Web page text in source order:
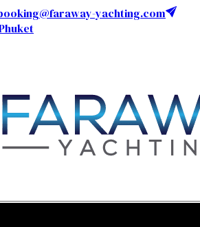
yachting.com